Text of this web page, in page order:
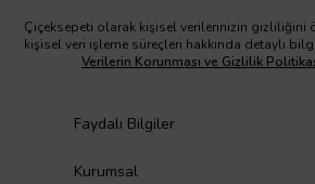
Çiçeksepeti olarak kişisel verilerinizin gizliliğini
kişisel veri işleme süreçleri hakkında detaylı
Verilerin Korunması ve Gizlilik
Faydalı Bilgiler
Kurumsal